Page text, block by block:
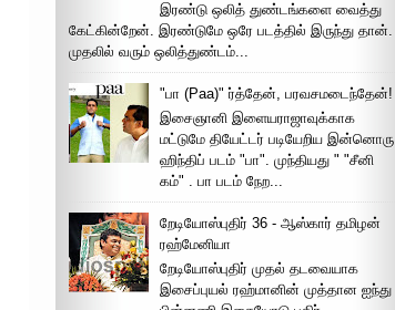
இரண்டு ஒலித் துண்டங்களை வைத்து
கேட்கின்றேன். இரண்டுமே ஒரே படத்தில் இருந்து தான்.
முதலில் வரும் ஒலித்துண்டம்...
"பா (Paa)" ர்த்தேன், பரவசமடைந்தேன்!
இசைஞானி இளையராஜாவுக்காக
மட்டுமே தியேட்டர் படியேறிய இன்னொரு
ஹிந்திப் படம் "பா". முந்தியது " "சீனி
கம்" . பா படம் நேற...
றேடியோஸ்புதிர் 36 - ஆஸ்கார் தமிழன்
ரஹ்மேனியா
றேடியோஸ்புதிர் முதல் தடவையாக
இசைப்புயல் ரஹ்மானின் முத்தான ஐந்து